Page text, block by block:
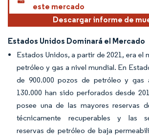
este mercado
Descargar informe de
Estados Unidos Dominará el Mercado
Estados Unidos, a partir de 2021, era el
petróleo y gas a nivel mundial. En
de 900.000 pozos de petróleo y gas
130.000 han sido perforados desde
posee una de las mayores reservas
técnicamente recuperables y las
reservas de petróleo de baja